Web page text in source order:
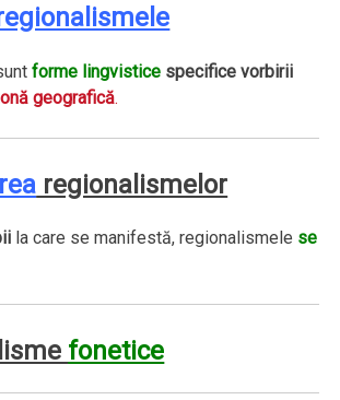
forme lingvistice specifice vorbirii
geografică.
regionalismelor
la care se manifestă, regionalismele se
fonetice